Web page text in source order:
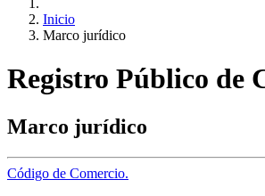
Inicio
Marco jurídico
Registro Público de
Marco jurídico
Código de Comercio.